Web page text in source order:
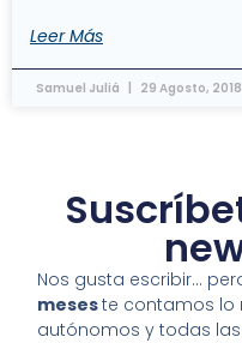
Leer Más
Samuel Juliá 29 Agosto, 2018
Nos gusta escribir…
meseste contamos lo
autónomos y todas las